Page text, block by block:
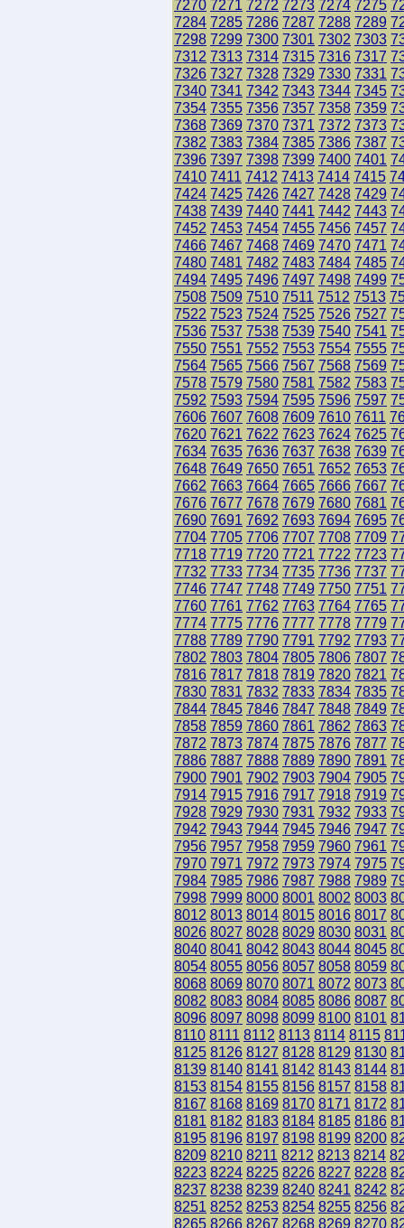
7270 7271 7272 7273 7274 7275
7284 7285 7286 7287 7288 7289
7298 7299 7300 7301 7302 7303
7312 7313 7314 7315 7316 7317
7326 7327 7328 7329 7330 7331
7340 7341 7342 7343 7344 7345
7354 7355 7356 7357 7358 7359
7368 7369 7370 7371 7372 7373
7382 7383 7384 7385 7386 7387
7396 7397 7398 7399 7400 7401
7410 7411 7412 7413 7414 7415
7424 7425 7426 7427 7428 7429
7438 7439 7440 7441 7442 7443
7452 7453 7454 7455 7456 7457
7466 7467 7468 7469 7470 7471
7480 7481 7482 7483 7484 7485
7494 7495 7496 7497 7498 7499
7508 7509 7510 7511 7512 7513
7522 7523 7524 7525 7526 7527
7536 7537 7538 7539 7540 7541
7550 7551 7552 7553 7554 7555
7564 7565 7566 7567 7568 7569
7578 7579 7580 7581 7582 7583
7592 7593 7594 7595 7596 7597
7606 7607 7608 7609 7610 7611
7620 7621 7622 7623 7624 7625
7634 7635 7636 7637 7638 7639
7648 7649 7650 7651 7652 7653
7662 7663 7664 7665 7666 7667
7676 7677 7678 7679 7680 7681
7690 7691 7692 7693 7694 7695
7704 7705 7706 7707 7708 7709
7718 7719 7720 7721 7722 7723
7732 7733 7734 7735 7736 7737
7746 7747 7748 7749 7750 7751
7760 7761 7762 7763 7764 7765
7774 7775 7776 7777 7778 7779
7788 7789 7790 7791 7792 7793
7802 7803 7804 7805 7806 7807
7816 7817 7818 7819 7820 7821
7830 7831 7832 7833 7834 7835
7844 7845 7846 7847 7848 7849
7858 7859 7860 7861 7862 7863
7872 7873 7874 7875 7876 7877
7886 7887 7888 7889 7890 7891
7900 7901 7902 7903 7904 7905
7914 7915 7916 7917 7918 7919
7928 7929 7930 7931 7932 7933
7942 7943 7944 7945 7946 7947
7956 7957 7958 7959 7960 7961
7970 7971 7972 7973 7974 7975
7984 7985 7986 7987 7988 7989
7998 7999 8000 8001 8002 8003
8012 8013 8014 8015 8016 8017
8026 8027 8028 8029 8030 8031
8040 8041 8042 8043 8044 8045
8054 8055 8056 8057 8058 8059
8068 8069 8070 8071 8072 8073
8082 8083 8084 8085 8086 8087
8096 8097 8098 8099 8100 8101
8110 8111 8112 8113 8114 8115
8125 8126 8127 8128 8129 8130
8139 8140 8141 8142 8143 8144
8153 8154 8155 8156 8157 8158
8167 8168 8169 8170 8171 8172
8181 8182 8183 8184 8185 8186
8195 8196 8197 8198 8199 8200
8209 8210 8211 8212 8213 8214
8223 8224 8225 8226 8227 8228
8237 8238 8239 8240 8241 8242
8251 8252 8253 8254 8255 8256
8265 8266 8267 8268 8269 8270